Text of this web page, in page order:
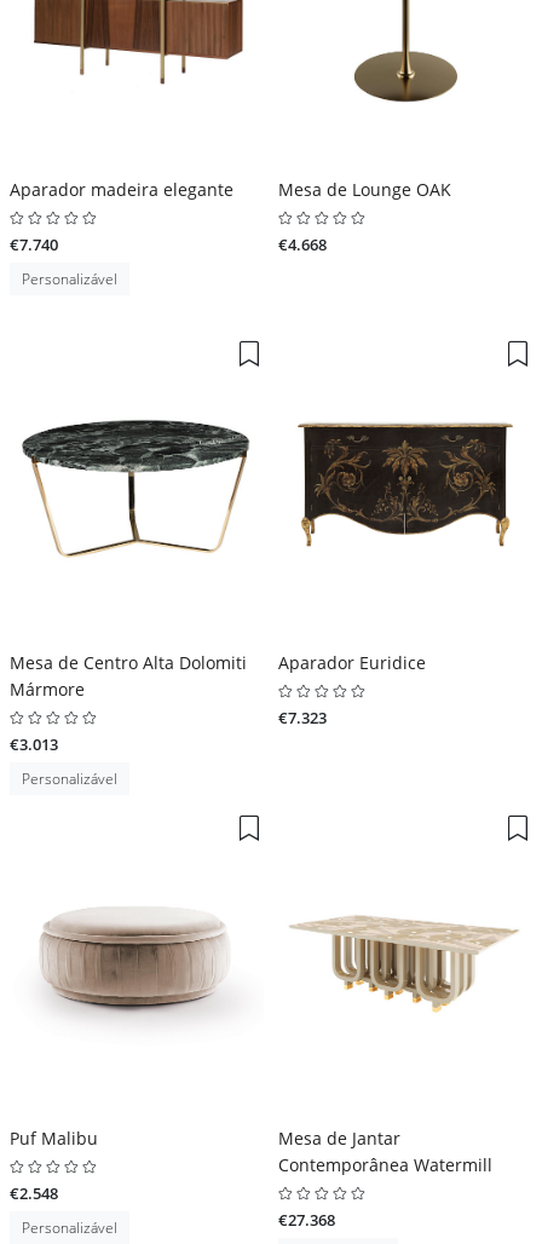
Aparador madeira elegante
€7.740
Personalizável
Mesa de Lounge OAK
€4.668
Mesa de Centro Alta Dolomiti
Mármore
€3.013
Personalizável
Aparador Euridice
€7.323
Puf Malibu
€2.548
Personalizável
Mesa de Jantar
Contemporânea Watermill
€27.368